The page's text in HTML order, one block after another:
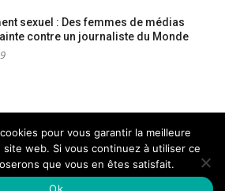
sexuel : Des femmes de médias
contre un journaliste du Monde
Nous contacter
- L'info sociale, solidaire et engagée–
pour vous garantir la meilleure
web. Si vous continuez à utiliser ce
que vous en êtes satisfait.
Ok